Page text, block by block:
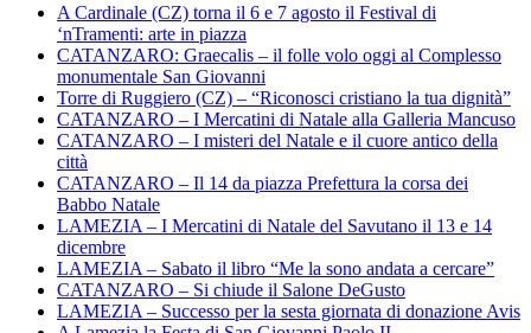
A Cardinale (CZ) torna il 6 e 7 agosto il Festival di
‘nTramenti: arte in piazza
CATANZARO: Graecalis – il folle volo oggi al Complesso
monumentale San Giovanni
Torre di Ruggiero (CZ) – “Riconosci cristiano la tua dignità”
CATANZARO – I Mercatini di Natale alla Galleria Mancuso
CATANZARO – I misteri del Natale e il cuore antico della
città
CATANZARO – Il 14 da piazza Prefettura la corsa dei
Babbo Natale
LAMEZIA – I Mercatini di Natale del Savutano il 13 e 14
dicembre
LAMEZIA – Sabato il libro “Me la sono andata a cercare”
CATANZARO – Si chiude il Salone DeGusto
LAMEZIA – Successo per la sesta giornata di donazione Avis